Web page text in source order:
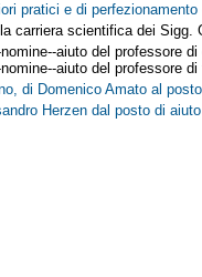
pratici e di
carriera scientifica dei Sigg.
aiuto del professore
aiuto del professore
di Domenico Amato al
Herzen dal posto di